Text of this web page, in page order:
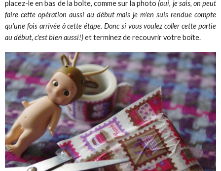
placez-le en bas de la boîte, comme sur la photo (oui, je sais, on peut
faire cette opération aussi au début mais je m'en suis rendue compte
qu'une fois arrivée à cette étape. Donc si vous voulez coller cette partie
au début, c'est bien aussi!)et terminez de recouvrir votre boîte.